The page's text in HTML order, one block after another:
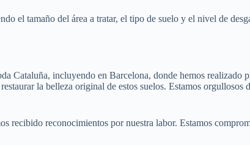
el tamaño del área a tratar, el tipo de suelo y el nivel de
Cataluña, incluyendo en Barcelona, donde hemos
la belleza original de estos suelos. Estamos
recibido reconocimientos por nuestra labor. Estamos